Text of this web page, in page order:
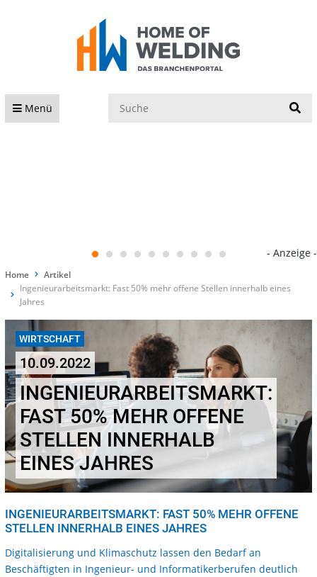
Menü
- Anzeige -
Home
Artikel
Ingenieurarbeitsmarkt: Fast 50% mehr offene Stellen innerhalb eines
Jahres
WIRTSCHAFT
10.09.2022
INGENIEURARBEITSMARKT:
FAST 50% MEHR OFFENE
STELLEN INNERHALB
EINES JAHRES
INGENIEURARBEITSMARKT: FAST 50% MEHR OFFENE
STELLEN INNERHALB EINES JAHRES
Digitalisierung und Klimaschutz lassen den Bedarf an
Beschäftigten in Ingenieur- und Informatikerberufen deutlich